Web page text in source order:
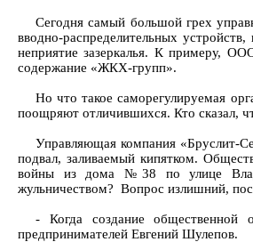
Сегодня самый большой грех
вводно-распределительных
неприятие зазеркалья. К примеру,
содержание «ЖКХ-групп».
Но что такое саморегулируемая
поощряют отличившихся. Кто сказал,
Управляющая компания «Бруслит-
подвал, заливаемый кипятком.
войны из дома №38 по улице
жульничеством? Вопрос излишний,
- Когда создание общественной
предпринимателей Евгений Шулепов.